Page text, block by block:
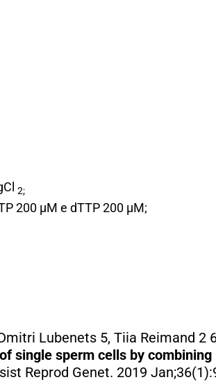
2;
200 µM e dTTP 200 µM;
Lubenets 5, Tiia Reimand 2
single sperm cells by combining
Reprod Genet. 2019